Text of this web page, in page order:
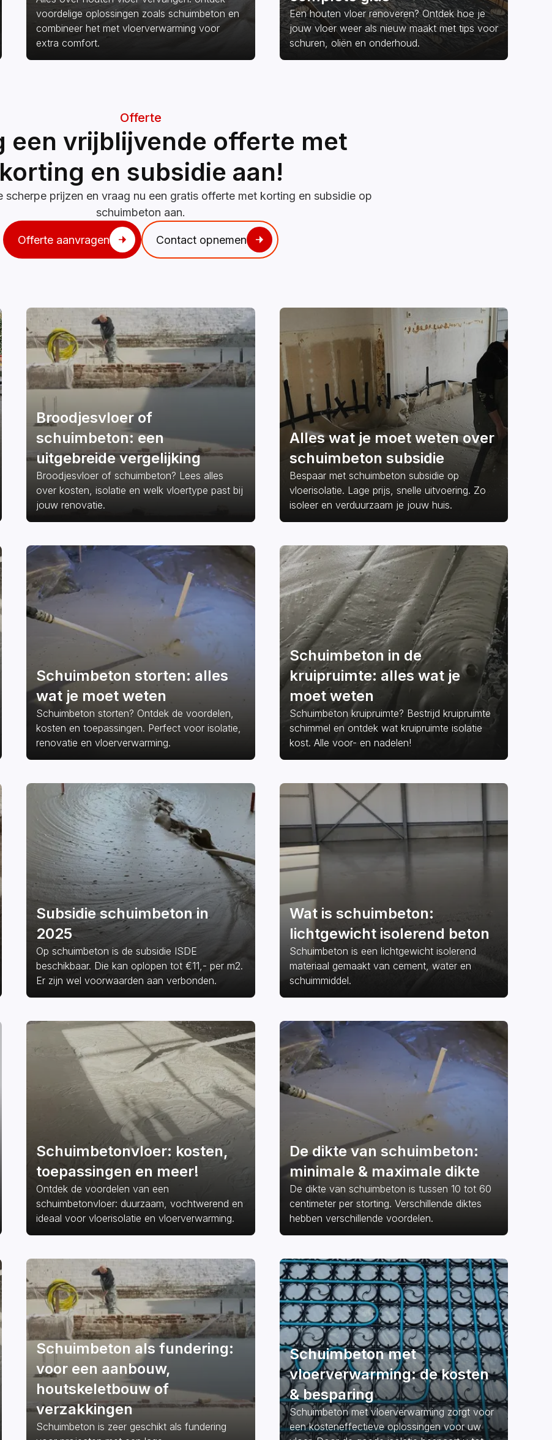
voordelige oplossingen zoals schuimbeton en
combineer het met vloerverwarming voor
extra comfort.
Een houten vloer renoveren? Ontdek hoe je
jouw vloer weer als nieuw maakt met tips voor
schuren, oliën en onderhoud.
Offerte
een vrijblijvende offerte met
korting en subsidie aan!
scherpe prijzen en vraag nu een gratis offerte met korting en subsidie op
schuimbeton aan.
Offerte aanvragen Contact opnemen
Broodjesvloer of
schuimbeton: een
uitgebreide vergelijking
Broodjesvloer of schuimbeton? Lees alles
over kosten, isolatie en welk vloertype past bij
jouw renovatie.
Alles wat je moet weten over
schuimbeton subsidie
Bespaar met schuimbeton subsidie op
vloerisolatie. Lage prijs, snelle uitvoering. Zo
isoleer en verduurzaam je jouw huis.
Schuimbeton storten: alles
wat je moet weten
Schuimbeton storten? Ontdek de voordelen,
kosten en toepassingen. Perfect voor isolatie,
renovatie en vloerverwarming.
Schuimbeton in de
kruipruimte: alles wat je
moet weten
Schuimbeton kruipruimte? Bestrijd kruipruimte
schimmel en ontdek wat kruipruimte isolatie
kost. Alle voor- en nadelen!
Subsidie schuimbeton in
2025
Op schuimbeton is de subsidie ISDE
beschikbaar. Die kan oplopen tot €11,- per m2.
Er zijn wel voorwaarden aan verbonden.
Wat is schuimbeton:
lichtgewicht isolerend beton
Schuimbeton is een lichtgewicht isolerend
materiaal gemaakt van cement, water en
schuimmiddel.
Schuimbetonvloer: kosten,
toepassingen en meer!
Ontdek de voordelen van een
schuimbetonvloer: duurzaam, vochtwerend en
ideaal voor vloerisolatie en vloerverwarming.
De dikte van schuimbeton:
minimale & maximale dikte
De dikte van schuimbeton is tussen 10 tot 60
centimeter per storting. Verschillende diktes
hebben verschillende voordelen.
Schuimbeton als fundering:
voor een aanbouw,
houtskeletbouw of
verzakkingen
Schuimbeton is zeer geschikt als fundering
Schuimbeton met
vloerverwarming: de kosten
& besparing
Schuimbeton met vloerverwarming zorgt voor
een kosteneffectieve oplossingen voor uw